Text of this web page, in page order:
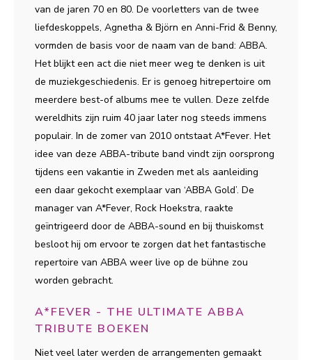
van de jaren 70 en 80. De voorletters van de twee
liefdeskoppels, Agnetha & Björn en Anni-Frid & Benny,
vormden de basis voor de naam van de band: ABBA.
Het blijkt een act die niet meer weg te denken is uit
de muziekgeschiedenis. Er is genoeg hitrepertoire om
meerdere best-of albums mee te vullen. Deze zelfde
wereldhits zijn ruim 40 jaar later nog steeds immens
populair. In de zomer van 2010 ontstaat A*Fever. Het
idee van deze ABBA-tribute band vindt zijn oorsprong
tijdens een vakantie in Zweden met als aanleiding
een daar gekocht exemplaar van ‘ABBA Gold’. De
manager van A*Fever, Rock Hoekstra, raakte
geïntrigeerd door de ABBA-sound en bij thuiskomst
besloot hij om ervoor te zorgen dat het fantastische
repertoire van ABBA weer live op de bühne zou
worden gebracht.
A*FEVER - THE ULTIMATE ABBA
TRIBUTE BOEKEN
Niet veel later werden de arrangementen gemaakt